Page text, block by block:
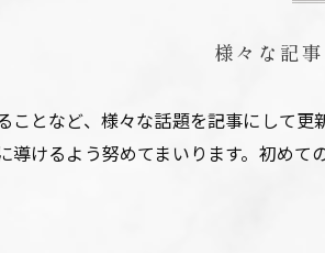
様々な記
ことなど、様々な話題を記事にして
導けるよう努めてまいります。初め